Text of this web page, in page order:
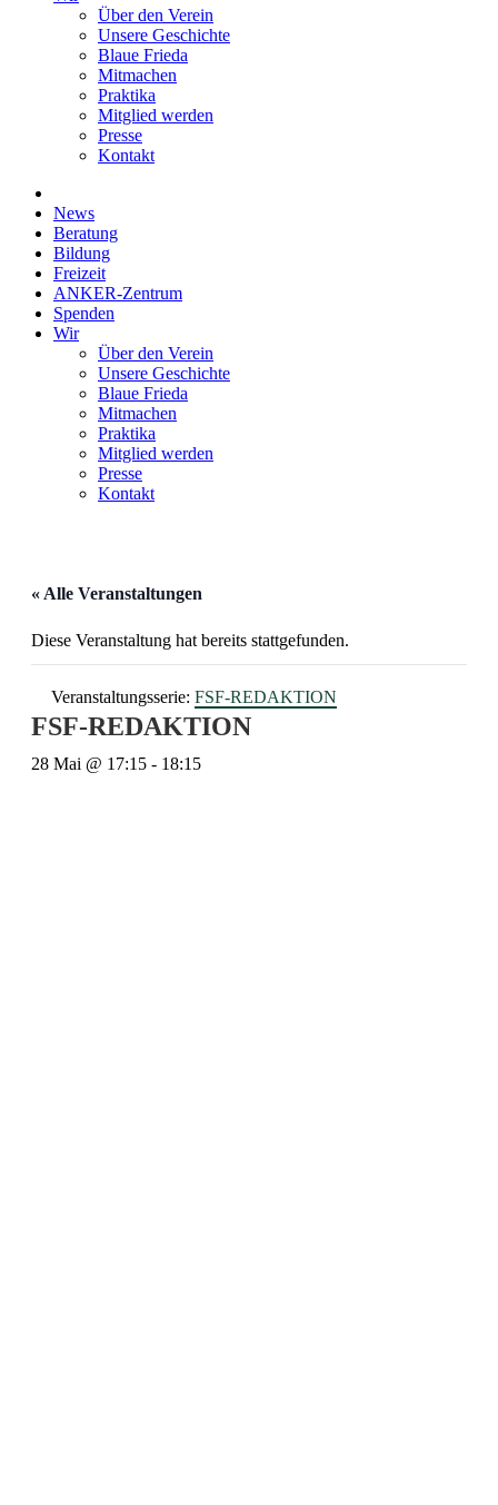
Über den Verein
Unsere Geschichte
Blaue Frieda
Mitmachen
Praktika
Mitglied werden
Presse
Kontakt
News
Beratung
Bildung
Freizeit
ANKER-Zentrum
Spenden
Wir
Über den Verein
Unsere Geschichte
Blaue Frieda
Mitmachen
Praktika
Mitglied werden
Presse
Kontakt
« Alle Veranstaltungen
Diese Veranstaltung hat bereits stattgefunden.
Veranstaltungsserie: FSF-REDAKTION
FSF-REDAKTION
28 Mai @ 17:15 - 18:15